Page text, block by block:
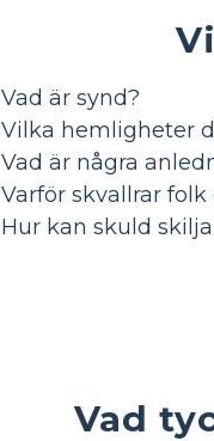
Vad är synd?
Vilka hemligheter
Vad är några
Varför skvallrar folk
Hur kan skuld
Vad